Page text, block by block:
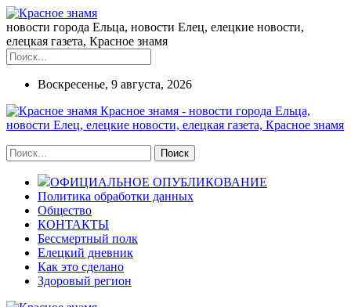
новости города Ельца, новости Елец, елецкие новости,
елецкая газета, Красное знамя
Воскресенье, 9 августа, 2026
Красное знамя - новости города Ельца,
новости Елец, елецкие новости, елецкая газета, Красное знамя
ОФИЦИАЛЬНОЕ ОПУБЛИКОВАНИЕ
Политика обработки данных
Общество
КОНТАКТЫ
Бессмертный полк
Елецкий дневник
Как это сделано
Здоровый регион